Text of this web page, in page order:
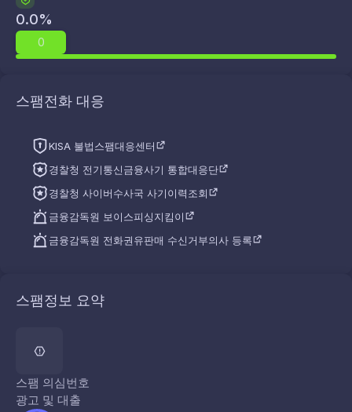
0.0%
0
스팸전화 대응
KISA 불법스팸대응센터
경찰청 전기통신금융사기 통합대응단
경찰청 사이버수사국 사기이력조회
금융감독원 보이스피싱지킴이
금융감독원 전화권유판매 수신거부의사 등록
스팸정보 요약
스팸 의심번호
광고 및 대출